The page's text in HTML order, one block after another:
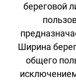
береговой
Ширина
общего